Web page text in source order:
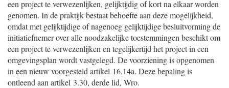
een project te verwezenlijken, gelijktijdig of kort na elkaar worden
genomen. In de praktijk bestaat behoefte aan deze mogelijkheid,
omdat met gelijktijdige of nagenoeg gelijktijdige besluitvorming de
initiatiefnemer over alle noodzakelijke toestemmingen beschikt om
een project te verwezenlijken en tegelijkertijd het project in een
omgevingsplan wordt vastgelegd. De voorziening is opgenomen
in een nieuw voorgesteld artikel 16.14a. Deze bepaling is
ontleend aan artikel 3.30, derde lid, Wro.